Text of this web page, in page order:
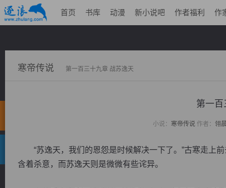
首页 书库 动漫 新小说吧 作者福利 作
寒帝传说 第一百三十九章 战苏逸天
第一百
小说： 寒帝传说作者： 翎
“苏逸天，我们的恩怨是时候解决一下了。”古寒走上
含着杀意，而苏逸天则是微微有些诧异。